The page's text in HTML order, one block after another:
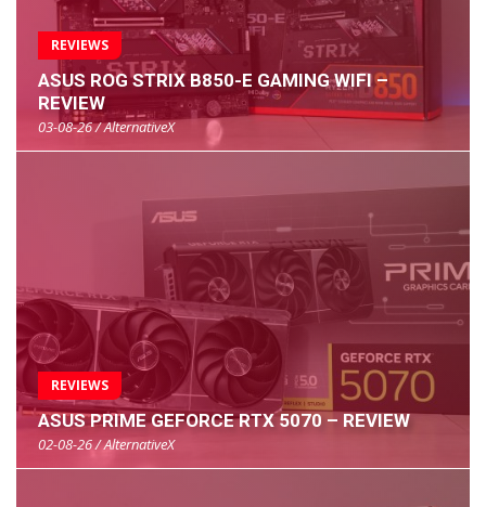
REVIEWS
ASUS ROG STRIX B850-E GAMING WIFI –
REVIEW
03-08-26 / AlternativeX
REVIEWS
ASUS PRIME GEFORCE RTX 5070 – REVIEW
02-08-26 / AlternativeX